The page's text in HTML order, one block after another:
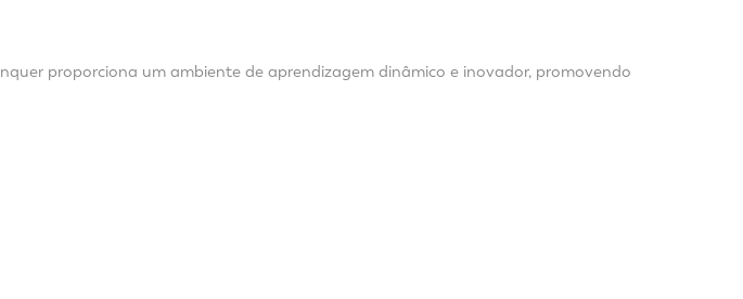
proporciona um ambiente de aprendizagem dinâmico e inovador, promovendo